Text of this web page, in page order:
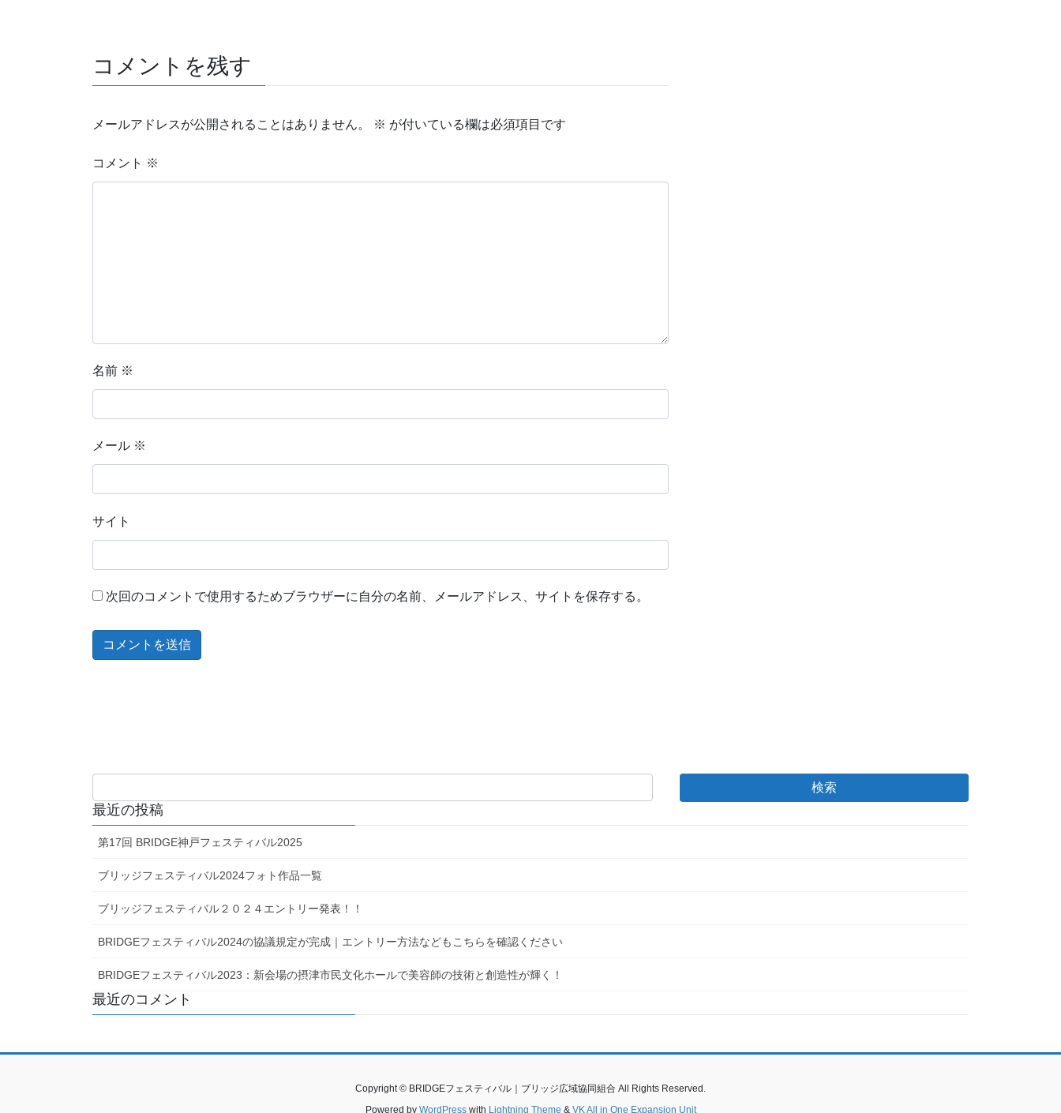
コメントを残す
メールアドレスが公開されることはありません。 ※ が付いている欄は必須項目です
コメント ※
名前 ※
メール ※
サイト
次回のコメントで使用するためブラウザーに自分の名前、メールアドレス、サイトを保存する。
最近の投稿
第17回 BRIDGE神戸フェスティバル2025
ブリッジフェスティバル2024フォト作品一覧
ブリッジフェスティバル２０２４エントリー発表！！
BRIDGEフェスティバル2024の協議規定が完成｜エントリー方法などもこちらを確認ください
BRIDGEフェスティバル2023：新会場の摂津市民文化ホールで美容師の技術と創造性が輝く！
最近のコメント
Copyright © BRIDGEフェスティバル｜ブリッジ広域協同組合 All Rights Reserved.
Powered by WordPresswith Lightning Theme & VK All in One Expansion Unit